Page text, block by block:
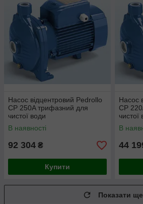
Насос відцентровий Pedrollo
CP 250A трифазний для
чистої води
В наявності
92 304 ₴
Купити
Насос
CP
чистої
В
44
Показати ще